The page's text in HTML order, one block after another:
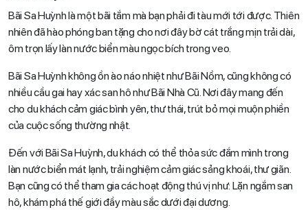
Bãi Sa Huỳnh là một bãi tắm mà bạn phải đi tàu mới tới được. Thiên
nhiên đã hào phóng ban tặng cho nơi đây bờ cát trắng mịn trải dài,
ôm trọn lấy làn nước biển màu ngọc bích trong veo.
Bãi Sa Huỳnh không ồn ào náo nhiệt như Bãi Nồm, cũng không có
nhiều cầu gai hay xác san hô như Bãi Nhà Cũ. Nơi đây mang đến
cho du khách cảm giác bình yên, thư thái, trút bỏ mọi muộn phiền
của cuộc sống thường nhật.
Đến với Bãi Sa Huỳnh, du khách có thể thỏa sức đắm mình trong
làn nước biển mát lạnh, trải nghiệm cảm giác sảng khoái, thư giãn.
Bạn cũng có thể tham gia các hoạt động thú vị như: Lặn ngắm san
hô, khám phá thế giới đầy màu sắc dưới đại dương.